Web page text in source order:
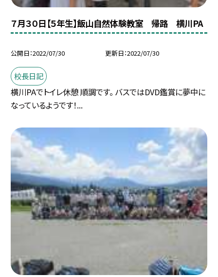
７月３０日【５年生】飯山自然体験教室 帰路 横川PA
公開日 2022/07/30 更新日 2022/07/30
校長日記
横川PAでトイレ休憩 順調です。 バスではDVD鑑賞に夢中に
なっているようです！...